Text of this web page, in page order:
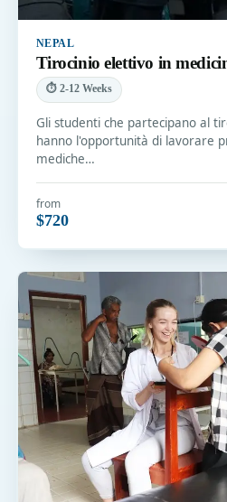
NEPAL
Tirocinio elettivo in
⏱ 2-12 Weeks
Gli studenti che partecipano al
hanno l'opportunità di lavorare
mediche…
from
$720